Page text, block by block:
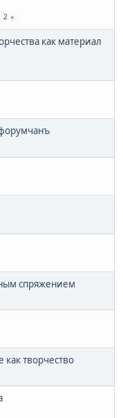
2
как материал
спряжением
творчество